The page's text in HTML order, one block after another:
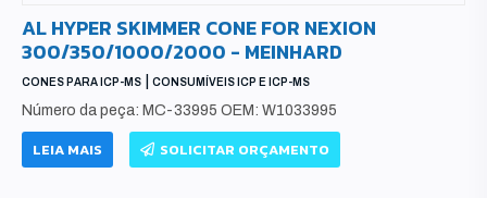
AL HYPER SKIMMER CONE FOR NEXION
300/350/1000/2000 - MEINHARD
CONES PARA ICP-MS CONSUMÍVEIS ICP E ICP-MS
Número da peça: MC-33995 OEM: W1033995
LEIA MAIS SOLICITAR ORÇAMENTO